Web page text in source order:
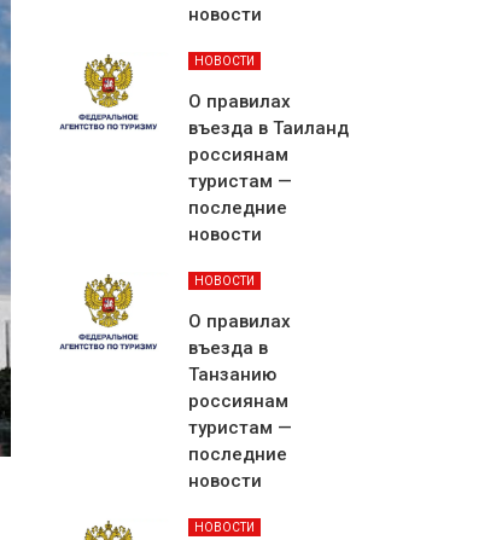
новости
НОВОСТИ
О правилах
въезда в Таиланд
россиянам
туристам —
последние
новости
НОВОСТИ
О правилах
въезда в
Танзанию
россиянам
туристам —
последние
новости
НОВОСТИ